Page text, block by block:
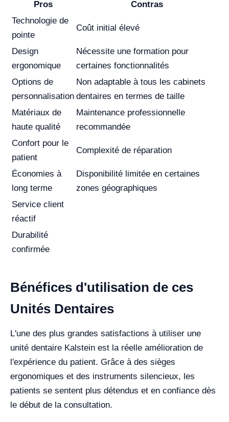
Pros
Contras
Technologie de
pointe
Coût initial élevé
Design
ergonomique
Nécessite une formation pour
certaines fonctionnalités
Options de
personnalisation
Non adaptable à tous les cabinets
dentaires en termes de taille
Matériaux de
haute qualité
Maintenance professionnelle
recommandée
Confort pour le
patient
Complexité de réparation
Économies à
long terme
Disponibilité limitée en certaines
zones géographiques
Service client
réactif
Durabilité
confirmée
Bénéfices d'utilisation de ces
Unités Dentaires
L'une des plus grandes satisfactions à utiliser une
unité dentaire Kalstein est la réelle amélioration de
l'expérience du patient. Grâce à des sièges
ergonomiques et des instruments silencieux, les
patients se sentent plus détendus et en confiance dès
le début de la consultation.